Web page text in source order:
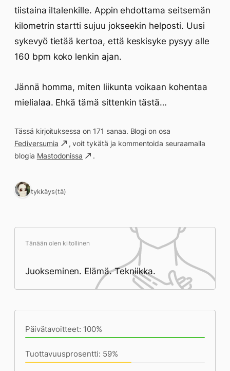
tiistaina iltalenkille. Appin ehdottama seitsemän
kilometrin startti sujuu jokseekin helposti. Uusi
sykevyö tietää kertoa, että keskisyke pysyy alle
160 bpm koko lenkin ajan.
Jännä homma, miten liikunta voikaan kohentaa
mielialaa. Ehkä tämä sittenkin tästä…
Tässä kirjoituksessa on 171 sanaa. Blogi on osa
Fediversumia
, voit tykätä ja kommentoida seuraamalla
blogia Mastodonissa .
1 tykkäys(tä)
Tänään olen kiitollinen
Juokseminen. Elämä. Tekniikka.
Päivätavoitteet: 100%
Tuottavuusprosentti: 59%